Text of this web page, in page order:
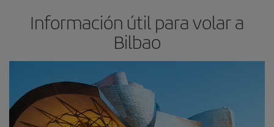
Información útil para volar a
Bilbao